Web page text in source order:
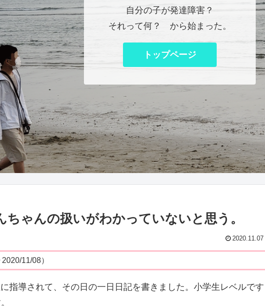
自分の子が発達障害？
それって何？ から始まった。
トップページ
ちゃんの扱いがわかっていないと思う。
2020.11.07
2020/11/08）
指導されて、その日の一日日記を書きました。小学生レベルです